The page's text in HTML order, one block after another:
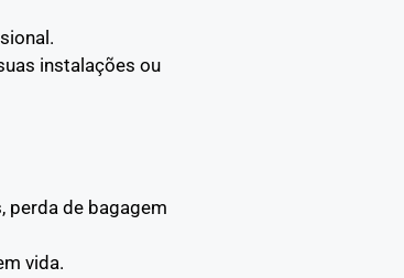
instalações ou
perda de bagagem
vida.